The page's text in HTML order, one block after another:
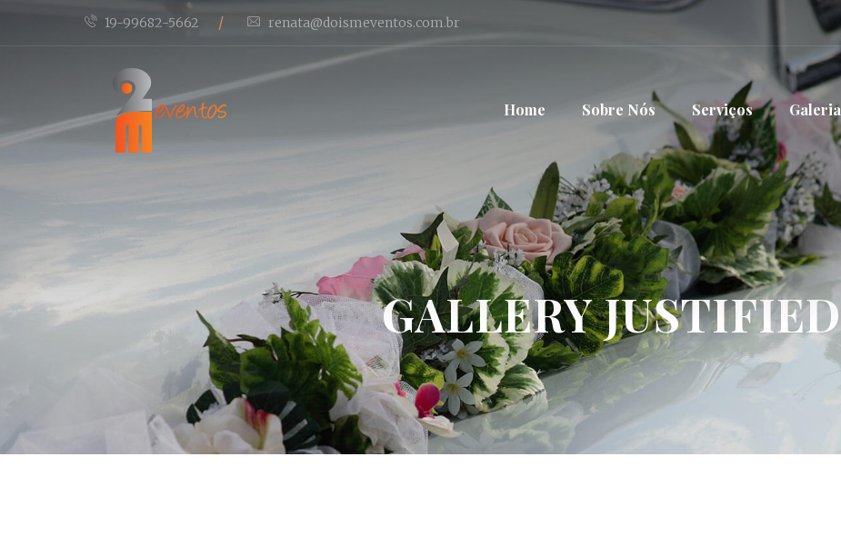
19-99682-5662 / renata@doismeventos.com.br
Home Sobre Nós Serviços Galeria
GALLERY JUSTIFIED